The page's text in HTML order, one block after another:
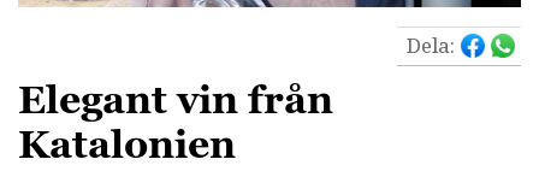
Dela:
Elegant vin från
Katalonien